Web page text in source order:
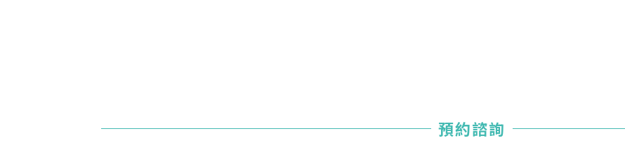
預約諮詢
您好，您的會員申請，已成功送出，經本協會理事會審核